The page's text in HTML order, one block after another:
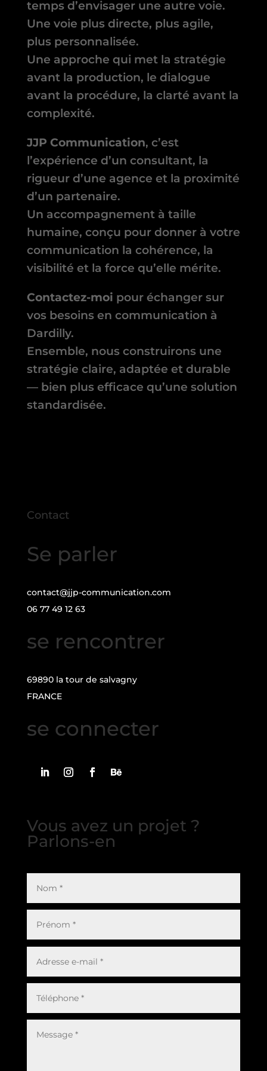
temps d’envisager une autre voie.
Une voie plus directe, plus agile,
plus personnalisée.
Une approche qui met la stratégie
avant la production, le dialogue
avant la procédure, la clarté avant la
complexité.
JJP Communication, c’est
l’expérience d’un consultant, la
rigueur d’une agence et la proximité
d’un partenaire.
Un accompagnement à taille
humaine, conçu pour donner à votre
communication la cohérence, la
visibilité et la force qu’elle mérite.
Contactez-moi pour échanger sur
vos besoins en communication à
Dardilly.
Ensemble, nous construirons une
stratégie claire, adaptée et durable
— bien plus efficace qu’une solution
standardisée.
Contact
Se parler
contact@jjp-communication.com
06 77 49 12 63
se rencontrer
69890 la tour de salvagny
FRANCE
se connecter
Vous avez un projet ?
Parlons-en